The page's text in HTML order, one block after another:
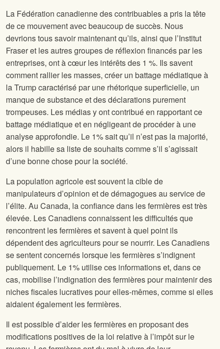
La Fédération canadienne des contribuables a pris la tête
de ce mouvement avec beaucoup de succès. Nous
devrions tous savoir maintenant qu’ils, ainsi que l’Institut
Fraser et les autres groupes de réflexion financés par les
entreprises, ont à cœur les intérêts des 1 %. Ils savent
comment rallier les masses, créer un battage médiatique à
la Trump caractérisé par une rhétorique superficielle, un
manque de substance et des déclarations purement
trompeuses. Les médias y ont contribué en rapportant ce
battage médiatique et en négligeant de procéder à une
analyse approfondie. Le 1% sait qu’il n’est pas la majorité,
alors il habille sa liste de souhaits comme s’il s’agissait
d’une bonne chose pour la société.
La population agricole est souvent la cible de
manipulateurs d’opinion et de démagogues au service de
l’élite. Au Canada, la confiance dans les fermières est très
élevée. Les Canadiens connaissent les difficultés que
rencontrent les fermières et savent à quel point ils
dépendent des agriculteurs pour se nourrir. Les Canadiens
se sentent concernés lorsque les fermières s’indignent
publiquement. Le 1% utilise ces informations et, dans ce
cas, mobilise l’indignation des fermières pour maintenir des
niches fiscales lucratives pour elles-mêmes, comme si elles
aidaient également les fermières.
Il est possible d’aider les fermières en proposant des
modifications positives de la loi relative à l’impôt sur le